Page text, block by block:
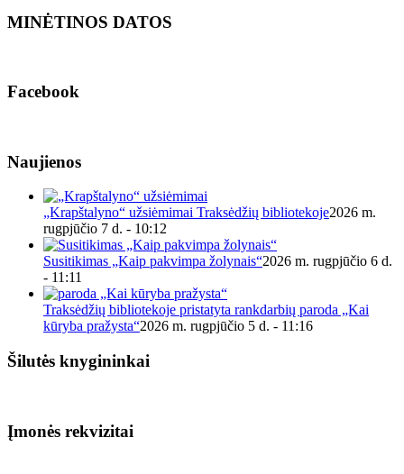
MINĖTINOS DATOS
Facebook
Naujienos
„Krapštalyno“ užsiėmimai Traksėdžių bibliotekoje2026 m.
rugpjūčio 7 d. - 10:12
Susitikimas „Kaip pakvimpa žolynais“2026 m. rugpjūčio 6 d.
- 11:11
Traksėdžių bibliotekoje pristatyta rankdarbių paroda „Kai
kūryba pražysta“2026 m. rugpjūčio 5 d. - 11:16
Šilutės knygininkai
Įmonės rekvizitai